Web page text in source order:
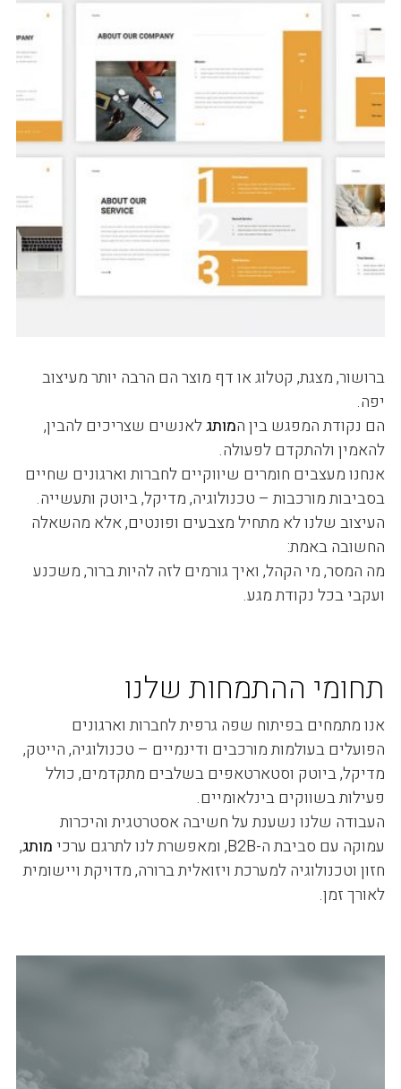
ברושור, מצגת, קטלוג או דף מוצר הם הרבה יותר מעיצוב
יפה.
הם נקודת המפגש בין המותגלאנשים שצריכים להבין,
להאמין ולהתקדם לפעולה.
אנחנו מעצבים חומרים שיווקיים לחברות וארגונים שחיים
בסביבות מורכבות – טכנולוגיה, מדיקל, ביוטק ותעשייה.
העיצוב שלנו לא מתחיל מצבעים ופונטים, אלא מהשאלה
החשובה באמת:
מה המסר, מי הקהל, ואיך גורמים לזה להיות ברור, משכנע
ועקבי בכל נקודת מגע.
תחומי ההתמחות שלנו
אנו מתמחים בפיתוח שפה גרפית לחברות וארגונים
הפועלים בעולמות מורכבים ודינמיים – טכנולוגיה, הייטק,
מדיקל, ביוטק וסטארטאפים בשלבים מתקדמים, כולל
פעילות בשווקים בינלאומיים.
העבודה שלנו נשענת על חשיבה אסטרטגית והיכרות
עמוקה עם סביבת ה-B2B, ומאפשרת לנו לתרגם ערכי
מותג,
חזון וטכנולוגיה למערכת ויזואלית ברורה, מדויקת ויישומית
לאורך זמן.